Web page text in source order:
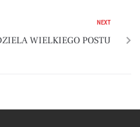
NEXT
WIELKIEGO POSTU